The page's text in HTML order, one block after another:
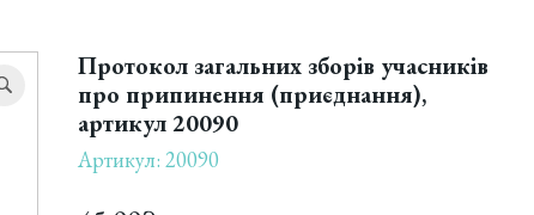
Протокол загальних зборів учасників
про припинення (приєднання),
артикул 20090
Артикул: 20090